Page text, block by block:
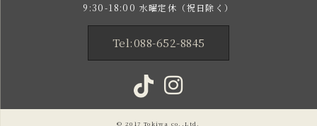
9:30-18:00 水曜定休（祝日除く）
Tel:088-652-8845
© 2017 Tokiwa co.,Ltd.